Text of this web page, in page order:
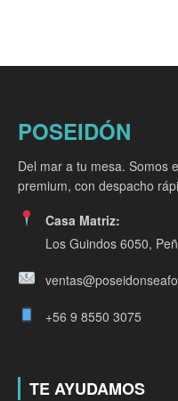
POSEIDÓN
Del mar a tu mesa. Somos
premium, con despacho
Casa Matriz:
Los Guindos 6050,
+56 9 8550 3075
TE AYUDAMOS